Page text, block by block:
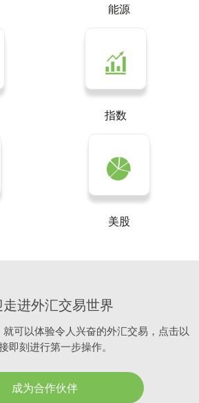
能源
指数
美股
进外汇交易世界
可以体验令人兴奋的外汇交易，点击以
即刻进行第一步操作。
成为合作伙伴